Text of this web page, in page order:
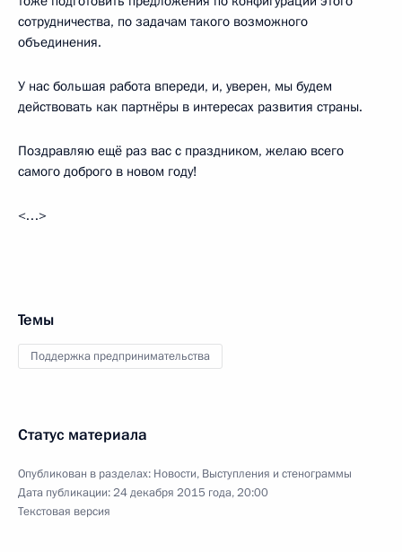
сотрудничества, по задачам такого возможного
объединения.
У нас большая работа впереди, и, уверен, мы будем
действовать как партнёры в интересах развития страны.
Поздравляю ещё раз вас с праздником, желаю всего
самого доброго в новом году!
<…>
Темы
Поддержка предпринимательства
Статус материала
Опубликован в разделах: Новости, Выступления и стенограммы
Дата публикации:24 декабря 2015 года, 20:00
Текстовая версия